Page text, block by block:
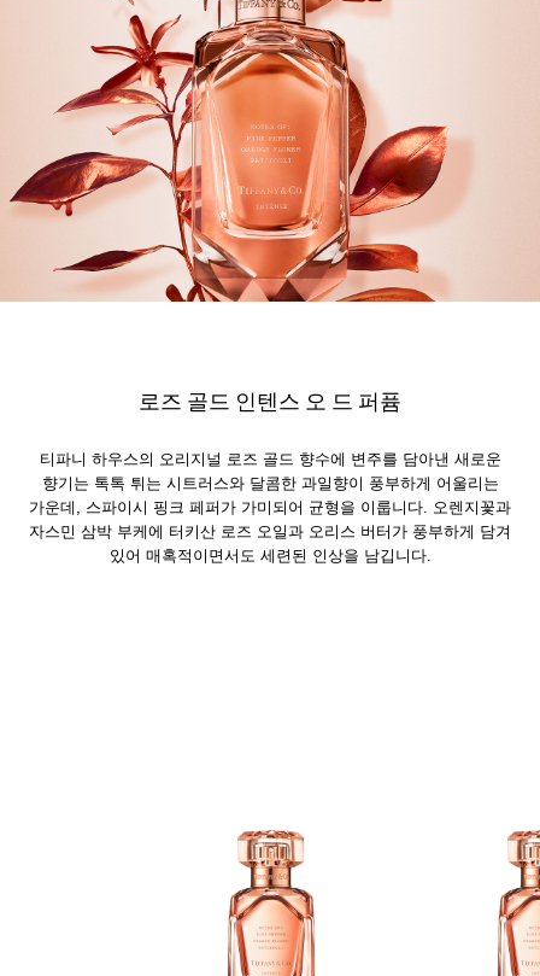
로즈 골드 인텐스 오 드 퍼퓸
티파니 하우스의 오리지널 로즈 골드 향수에 변주를 담아낸 새로운
향기는 톡톡 튀는 시트러스와 달콤한 과일향이 풍부하게 어울리는
가운데, 스파이시 핑크 페퍼가 가미되어 균형을 이룹니다. 오렌지꽃과
자스민 삼박 부케에 터키산 로즈 오일과 오리스 버터가 풍부하게 담겨
있어 매혹적이면서도 세련된 인상을 남깁니다.